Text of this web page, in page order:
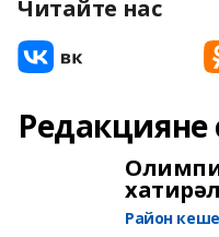
Читайте нас
Редакцияне
Район